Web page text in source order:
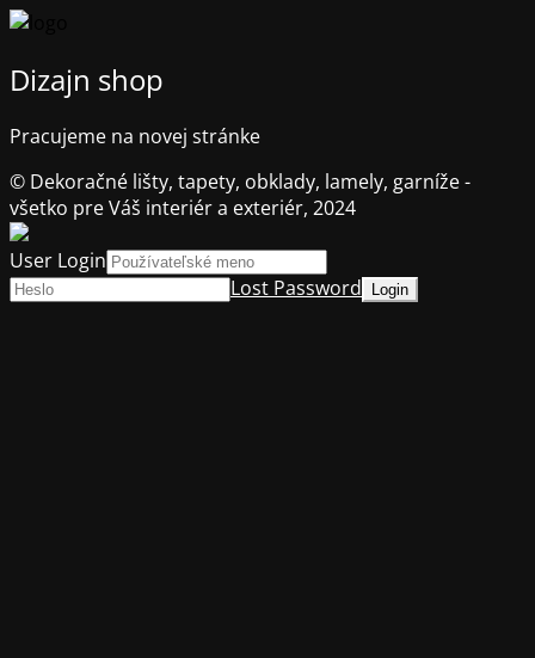
Dizajn shop
Pracujeme na novej stránke
© Dekoračné lišty, tapety, obklady, lamely, garníže -
všetko pre Váš interiér a exteriér, 2024
User Login
Lost Password